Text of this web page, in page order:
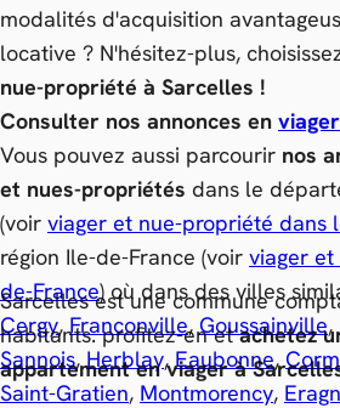
modalités d'acquisition
locative ? N'hésitez-plus,
nue-propriété à Sarcelles !
Consulter nos annonces en
Vous pouvez aussi parcourir nos
et nues-propriétés dans le
(voir viager et nue-propriété dans
région Ile-de-France (voir viager
de-France) où dans des villes
Cergy,Franconville,Goussainville,
Sannois,Herblay,Eaubonne,
Saint-Gratien, Montmorency,
Sarcelles est une commune
habitants. profitez-en etachetez
appartement en viager à